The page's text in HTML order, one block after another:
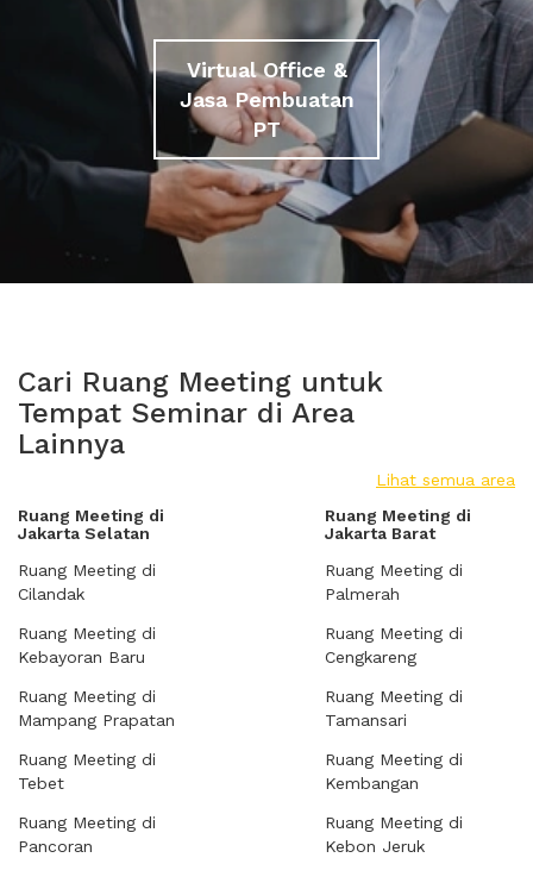
Virtual Office &
Jasa Pembuatan
PT
Cari Ruang Meeting untuk
Tempat Seminar di Area
Lainnya
Lihat semua area
Ruang Meeting di
Jakarta Selatan
Ruang Meeting di
Cilandak
Ruang Meeting di
Kebayoran Baru
Ruang Meeting di
Mampang Prapatan
Ruang Meeting di
Tebet
Ruang Meeting di
Pancoran
Ruang Meeting di
Jakarta Barat
Ruang Meeting di
Palmerah
Ruang Meeting di
Cengkareng
Ruang Meeting di
Tamansari
Ruang Meeting di
Kembangan
Ruang Meeting di
Kebon Jeruk